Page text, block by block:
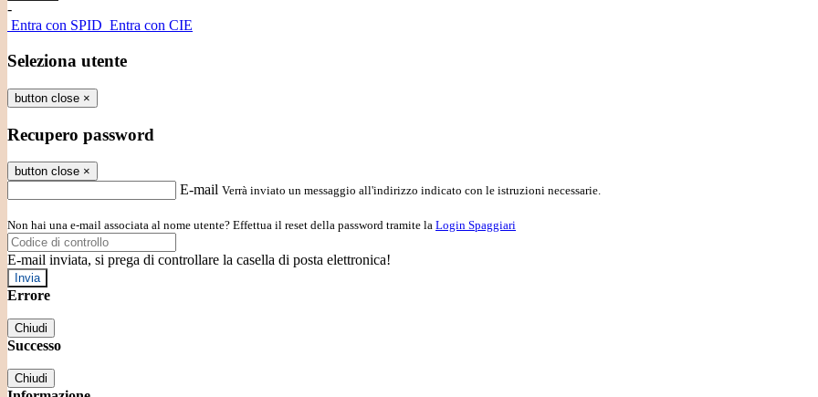
-
Entra con SPID Entra con CIE
Seleziona utente
button close ×
Recupero password
button close ×
E-mail Verrà inviato un messaggio all'indirizzo indicato con le istruzioni necessarie.
Non hai una e-mail associata al nome utente? Effettua il reset della password tramite la Login Spaggiari
E-mail inviata, si prega di controllare la casella di posta elettronica!
Errore
Chiudi
Successo
Chiudi